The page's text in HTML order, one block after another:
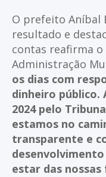
O prefeito Aníbal
resultado e
contas reafirma
Administração
os dias com
dinheiro público.
2024 pelo
estamos no
transparente e
estar das nossas